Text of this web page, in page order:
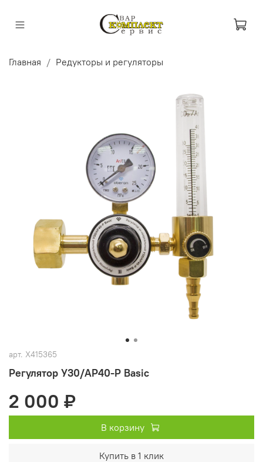
Главная Редукторы и регуляторы
арт. X415365
Регулятор У30/АР40-Р Basiс
2 000 ₽
В корзину
Купить в 1 клик